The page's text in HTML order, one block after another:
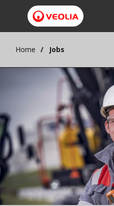
Home Jobs